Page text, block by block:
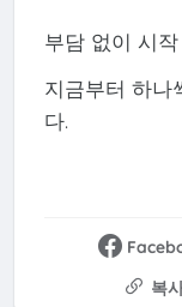
부담 없이 시
지금부터 하나
다.
복